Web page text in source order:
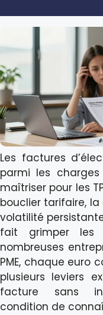
Les factures
parmi les
maîtriser pour les
bouclier tarifaire, la
volatilité
fait grimper les
nombreuses
PME, chaque euro
plusieurs leviers
facture sans
condition de